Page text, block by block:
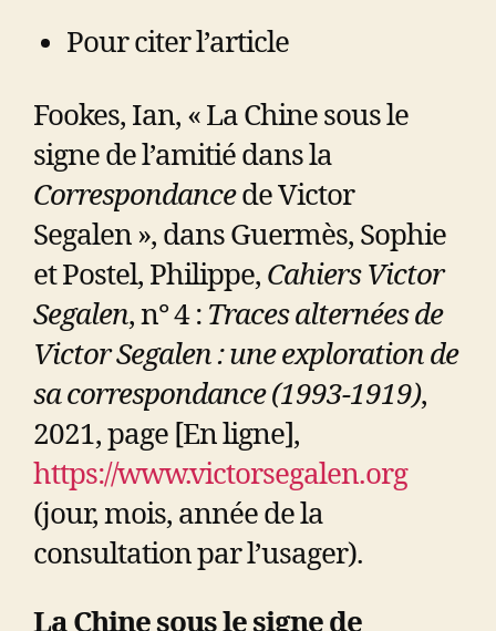
Pour citer l’article
Fookes, Ian, « La Chine sous le
signe de l’amitié dans la
Correspondancede Victor
Segalen », dans Guermès, Sophie
et Postel, Philippe, Cahiers Victor
Segalen, n° 4 : Traces alternées de
Victor Segalen : une exploration de
sa correspondance (1993-1919),
2021, page [En ligne],
https://www.victorsegalen.org
(jour, mois, année de la
consultation par l’usager).
La Chine sous le signe de